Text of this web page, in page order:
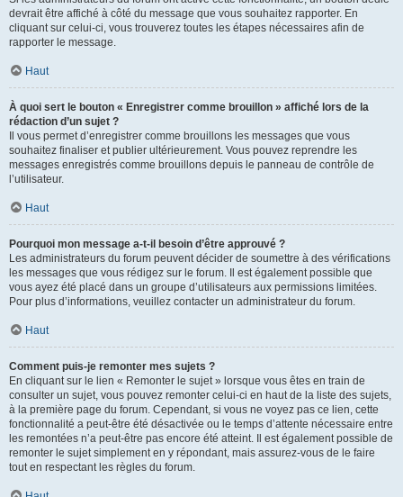
devrait être affiché à côté du message que vous souhaitez rapporter. En
cliquant sur celui-ci, vous trouverez toutes les étapes nécessaires afin de
rapporter le message.
Haut
À quoi sert le bouton « Enregistrer comme brouillon » affiché lors de la
rédaction d’un sujet ?
Il vous permet d’enregistrer comme brouillons les messages que vous
souhaitez finaliser et publier ultérieurement. Vous pouvez reprendre les
messages enregistrés comme brouillons depuis le panneau de contrôle de
l’utilisateur.
Haut
Pourquoi mon message a-t-il besoin d’être approuvé ?
Les administrateurs du forum peuvent décider de soumettre à des vérifications
les messages que vous rédigez sur le forum. Il est également possible que
vous ayez été placé dans un groupe d’utilisateurs aux permissions limitées.
Pour plus d’informations, veuillez contacter un administrateur du forum.
Haut
Comment puis-je remonter mes sujets ?
En cliquant sur le lien « Remonter le sujet » lorsque vous êtes en train de
consulter un sujet, vous pouvez remonter celui-ci en haut de la liste des sujets,
à la première page du forum. Cependant, si vous ne voyez pas ce lien, cette
fonctionnalité a peut-être été désactivée ou le temps d’attente nécessaire entre
les remontées n’a peut-être pas encore été atteint. Il est également possible de
remonter le sujet simplement en y répondant, mais assurez-vous de le faire
tout en respectant les règles du forum.